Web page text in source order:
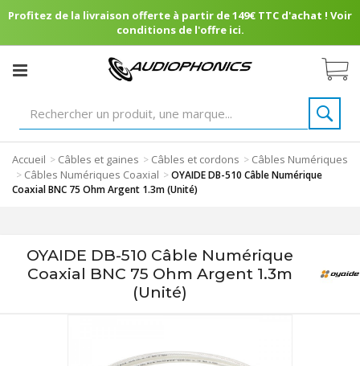
Profitez de la livraison offerte à partir de 149€ TTC d'achat ! Voir
conditions de l'offre ici.
Accueil > Câbles et gaines > Câbles et cordons > Câbles Numériques
> Câbles Numériques Coaxial >OYAIDE DB-510 Câble Numérique
Coaxial BNC 75 Ohm Argent 1.3m (Unité)
OYAIDE DB-510 Câble Numérique
Coaxial BNC 75 Ohm Argent 1.3m
(Unité)